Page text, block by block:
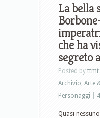
La bella
che ha
segreto
Posted by ttmt
Archivio, Arte
Personaggi
Quasi